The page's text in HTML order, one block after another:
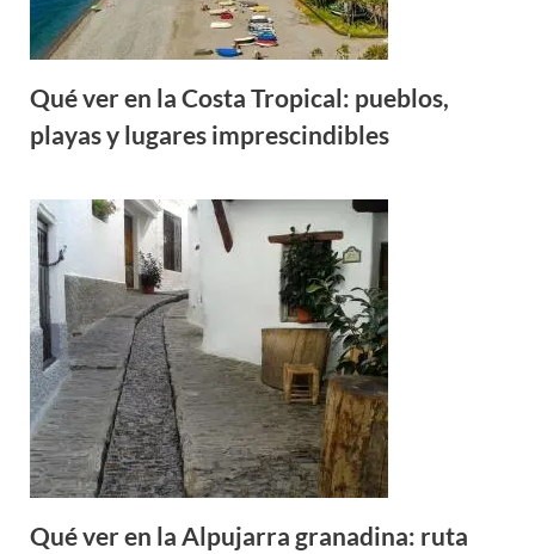
Qué ver en la Costa Tropical: pueblos,
playas y lugares imprescindibles
Qué ver en la Alpujarra granadina: ruta